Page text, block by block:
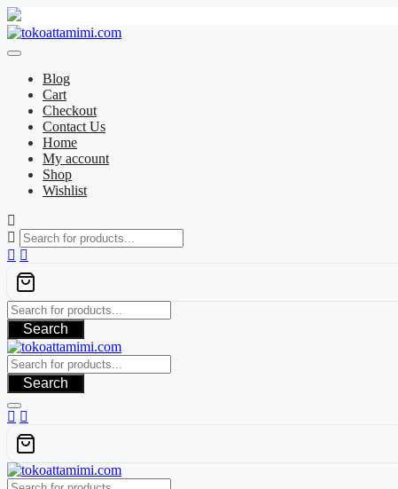
Skip
to
Blog
Cart
Checkout
Contact Us
Home
My account
Shop
Wishlist
Search
Search